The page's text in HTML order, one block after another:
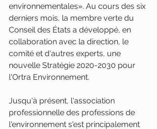
environnementales». Au cours des six
derniers mois, la membre verte du
Conseil des États a développé, en
collaboration avec la direction, le
comité et d'autres experts, une
nouvelle Stratégie 2020-2030 pour
l'Ortra Environnement.
Jusqu'à présent, l'association
professionnelle des professions de
l'environnement s'est principalement